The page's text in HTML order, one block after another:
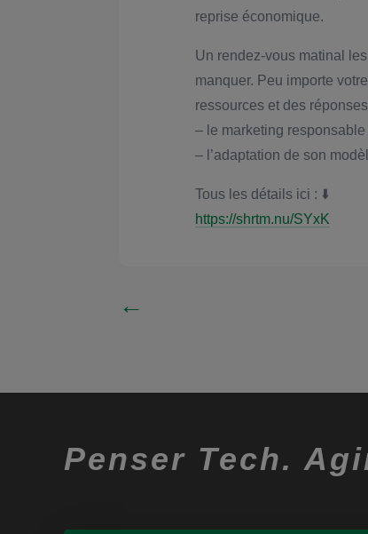
reprise économique.
Un rendez-vous matinal
manquer. Peu importe
ressources et des
– le marketing
– l’adaptation de son
Tous les détails ici : ⬇️
https://shrtm.nu/SYxK
←
Penser Tech.